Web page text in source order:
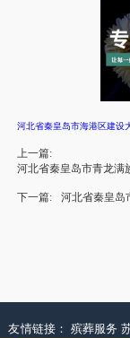
河北省秦皇岛市海港区建设
上一篇:
河北省秦皇岛市青龙满
下一篇: 河北省秦皇岛
友情链接： 殡葬服务